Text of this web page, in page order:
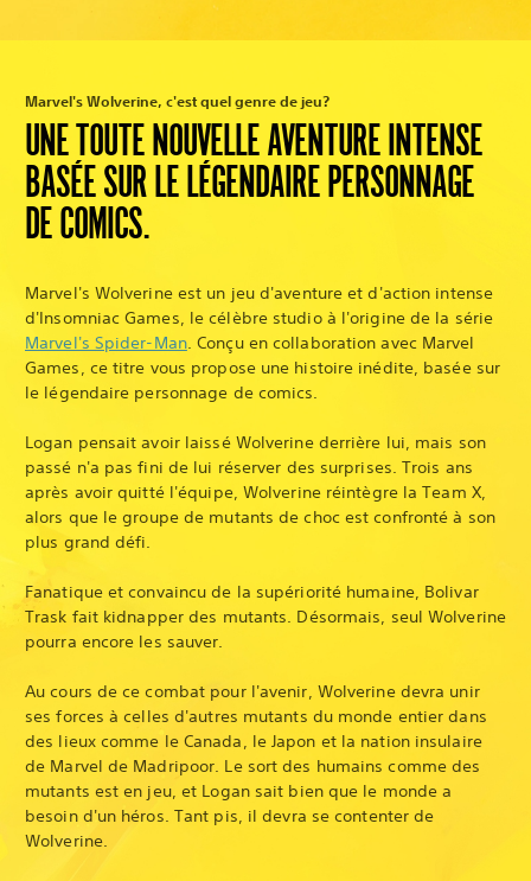
Marvel's Wolverine, c'est quel genre de jeu?
UNE TOUTE NOUVELLE AVENTURE INTENSE
BASÉE SUR LE LÉGENDAIRE PERSONNAGE
DE COMICS.
Marvel's Wolverine est un jeu d'aventure et d'action intense
d'Insomniac Games, le célèbre studio à l'origine de la série
Marvel's Spider-Man. Conçu en collaboration avec Marvel
Games, ce titre vous propose une histoire inédite, basée sur
le légendaire personnage de comics.
Logan pensait avoir laissé Wolverine derrière lui, mais son
passé n'a pas fini de lui réserver des surprises. Trois ans
après avoir quitté l'équipe, Wolverine réintègre la Team X,
alors que le groupe de mutants de choc est confronté à son
plus grand défi.
Fanatique et convaincu de la supériorité humaine, Bolivar
Trask fait kidnapper des mutants. Désormais, seul Wolverine
pourra encore les sauver.
Au cours de ce combat pour l'avenir, Wolverine devra unir
ses forces à celles d'autres mutants du monde entier dans
des lieux comme le Canada, le Japon et la nation insulaire
de Marvel de Madripoor. Le sort des humains comme des
mutants est en jeu, et Logan sait bien que le monde a
besoin d'un héros. Tant pis, il devra se contenter de
Wolverine.